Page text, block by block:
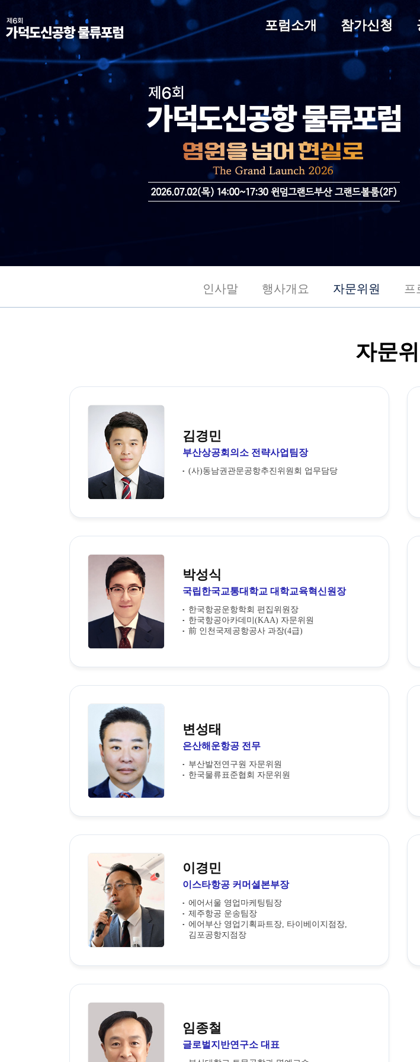
포럼소개 참가신청
인사말 행사개요 자문위원 프
자문
김경민
부산상공회의소 전략사업팀장
(사)동남권관문공항추진위원회 업무담당
박성식
국립한국교통대학교 대학교육혁신원장
한국항공운항학회 편집위원장
한국항공아카데미(KAA) 자문위원
前 인천국제공항공사 과장(4급)
변성태
은산해운항공 전무
부산발전연구원 자문위원
한국물류표준협회 자문위원
이경민
이스타항공 커머셜본부장
에어서울 영업마케팅팀장
제주항공 운송팀장
에어부산 영업기획파트장, 타이베이지점장,
김포공항지점장
임종철
글로벌지반연구소 대표